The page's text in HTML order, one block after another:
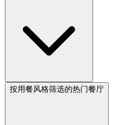
按用餐风格筛选的热门餐厅